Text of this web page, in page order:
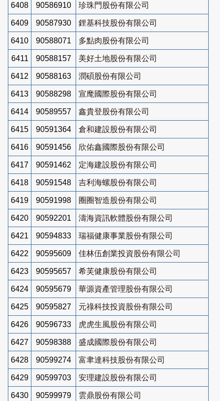
6408 90586910 珍珠門股份有限公司
6409 90587930 鋰基科技股份有限公司
6410 90588071 多點肉股份有限公司
6411 90588157 美好土地股份有限公司
6412 90588163 潤碩股份有限公司
6413 90588298 宣麾國際股份有限公司
6414 90589557 鑫貴登股份有限公司
6415 90591364 倉和建設股份有限公司
6416 90591456 欣佑鑫國際股份有限公司
6417 90591462 定海建設股份有限公司
6418 90591548 吉利海螺股份有限公司
6419 90591998 圈圈智造股份有限公司
6420 90592201 濤海資訊軟體股份有限公司
6421 90594833 瑞福健康事業股份有限公司
6422 90595609 佳林伍創業投資股份有限公司
6423 90595657 希芙健康股份有限公司
6424 90595679 華源資產管理股份有限公司
6425 90595827 元祿科技投資股份有限公司
6426 90596733 虎虎生風股份有限公司
6427 90598388 盛成國際股份有限公司
6428 90599274 富聿達科技股份有限公司
6429 90599703 安理建設股份有限公司
6430 90599979 雲鼎股份有限公司